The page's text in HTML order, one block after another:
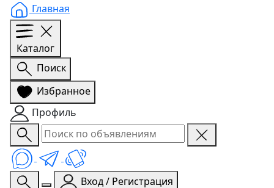
Главная
Каталог
Поиск
Избранное
Профиль
Вход / Регистрация